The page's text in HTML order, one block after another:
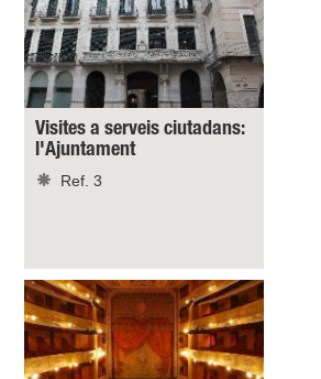
Visites a serveis ciutadans:
l'Ajuntament
Ref. 3